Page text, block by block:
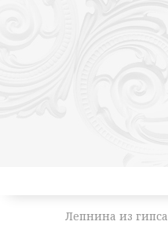
Лепнина из гипса